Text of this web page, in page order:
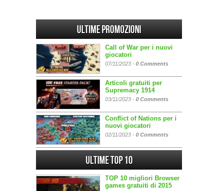
Ultime promozioni
Call of War per i nuovi
giocatori
07/11/2023 - 0 Comments
Articoli gratuiti per
Supremacy 1914
03/11/2023 - 0 Comments
Conflict of Nations per i
nuovi giocatori
02/11/2023 - 0 Comments
Ultime Top 10
TOP 10 migliori Browser
games gratuiti di 2015